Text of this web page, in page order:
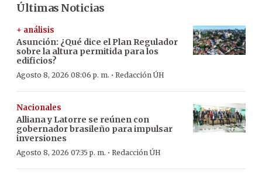
Últimas Noticias
+ análisis
Asunción: ¿Qué dice el Plan Regulador
sobre la altura permitida para los
edificios?
Agosto 8, 2026 08:06 p. m. · Redacción ÚH
Nacionales
Alliana y Latorre se reúnen con
gobernador brasileño para impulsar
inversiones
Agosto 8, 2026 07:35 p. m. · Redacción ÚH